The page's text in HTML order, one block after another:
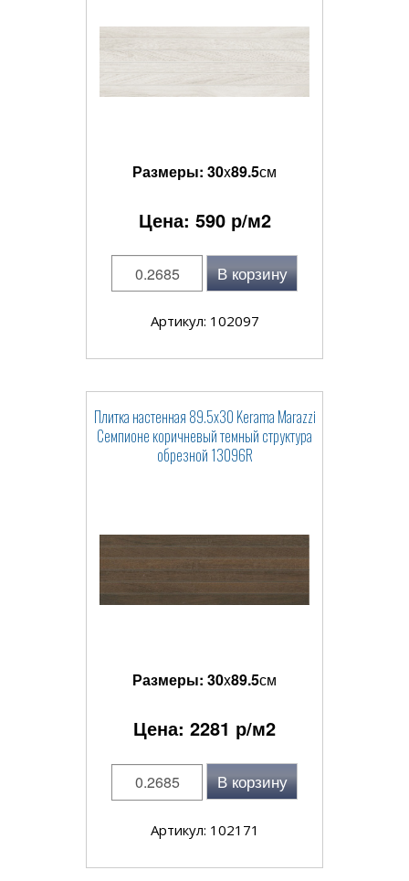
Размеры: 30x89.5см
Цена: 590р/м2
В корзину
Артикул: 102097
Плитка настенная 89.5x30 Kerama Marazzi
Семпионе коричневый темный структура
обрезной 13096R
Размеры: 30x89.5см
Цена: 2281 р/м2
В корзину
Артикул: 102171